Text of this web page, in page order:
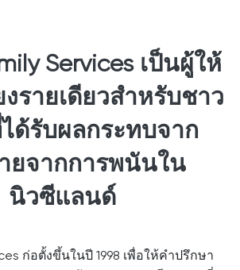
Services เป็นผู้ให้
งรายเดียวสำหรับชาว
ได้รับผลกระทบจาก
ยจากการพนันใน
นิวซีแลนด์
ก่อตั้งขึ้นในปี 1998 เพื่อให้คำปรึกษา